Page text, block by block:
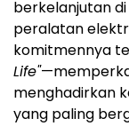
berkelanjutan
peralatan
komitmennya
Life"
menghadirkan
yang paling